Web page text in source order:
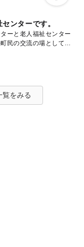
ンターです。
ーと老人福祉センター
民の交流の場として親
をみる